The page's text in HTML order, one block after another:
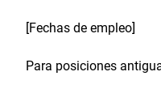
[Fechas de empleo]
Para posiciones